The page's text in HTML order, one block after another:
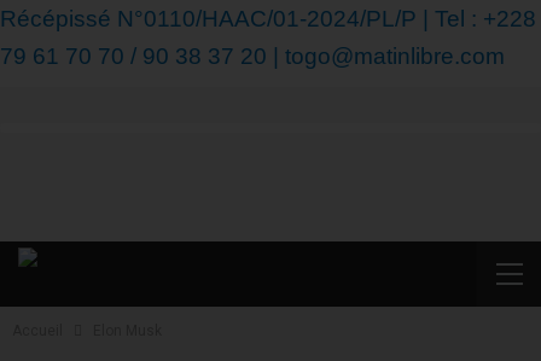
Récépissé N°0110/HAAC/01-2024/PL/P | Tel : +228
79 61 70 70 / 90 38 37 20 | togo@matinlibre.com